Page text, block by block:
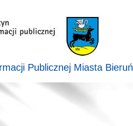
Publicznej Miasta Bieruń